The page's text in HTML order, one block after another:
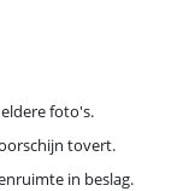
foto's.
tovert.
in beslag.